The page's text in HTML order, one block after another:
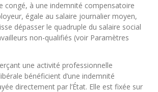
congé, à une indemnité compensatoire
égale au salaire journalier moyen,
dépasser le quadruple du salaire social
non-qualifiés (voir Paramètres
une activité professionnelle
bénéficient d’une indemnité
directement par l’État. Elle est fixée sur